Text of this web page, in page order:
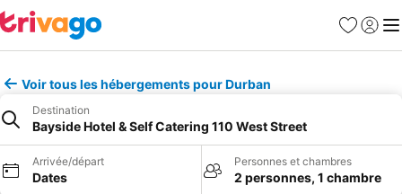
Favoris
Se
Voir tous les hébergements pour Durban
Destination
Bayside Hotel & Self Catering 110 West Street
Arrivée/départ
Dates
Personnes et chambres
2 personnes, 1 chambre